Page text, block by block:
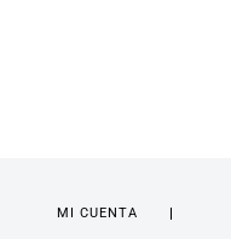
MI CUENTA